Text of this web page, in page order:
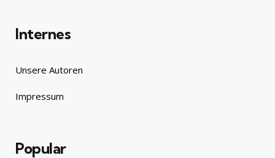
Internes
Unsere Autoren
Impressum
Popular